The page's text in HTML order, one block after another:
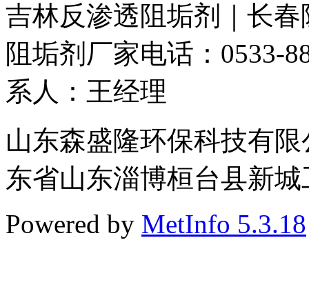
吉林反渗透阻垢剂｜长
阻垢剂厂家电话：0533-
系人：王经理
山东森盛隆环保科技有
东省山东淄博桓台县新
Powered by MetInfo 5.3.18